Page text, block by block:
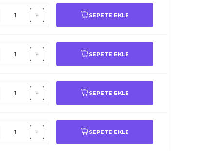
SEPETE EKLE
SEPETE EKLE
SEPETE EKLE
SEPETE EKLE